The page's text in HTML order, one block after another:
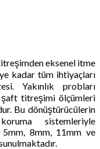
eksenel itme
kadar tüm ihtiyaçları
Yakınlık probları
şaft titreşimi ölçümleri
Bu dönüştürücülerin
sistemleriyle
8mm, 11mm ve